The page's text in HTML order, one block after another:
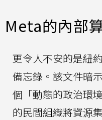
Meta的內部
更令人不安的是紐
備忘錄。該文件暗
個「動態的政治環
的民間組織將資源